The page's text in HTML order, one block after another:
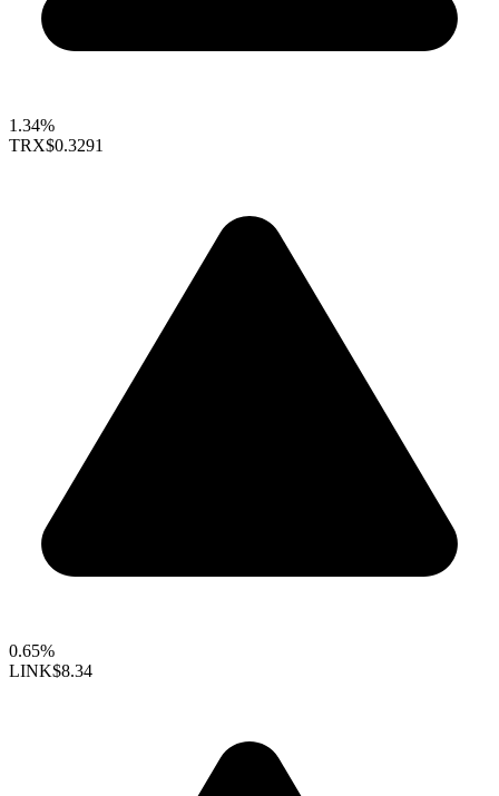
1.34%
TRX$0.3291
0.65%
LINK$8.34